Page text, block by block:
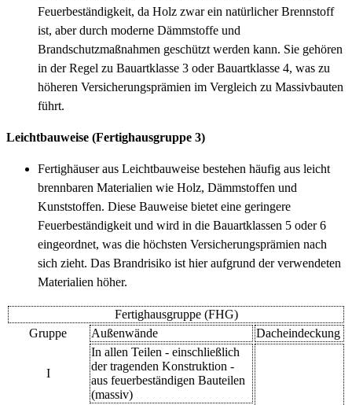
Feuerbeständigkeit, da Holz zwar ein natürlicher Brennstoff
ist, aber durch moderne Dämmstoffe und
Brandschutzmaßnahmen geschützt werden kann. Sie gehören
in der Regel zu Bauartklasse 3 oder Bauartklasse 4, was zu
höheren Versicherungsprämien im Vergleich zu Massivbauten
führt.
Leichtbauweise (Fertighausgruppe 3)
Fertighäuser aus Leichtbauweise bestehen häufig aus leicht
brennbaren Materialien wie Holz, Dämmstoffen und
Kunststoffen. Diese Bauweise bietet eine geringere
Feuerbeständigkeit und wird in die Bauartklassen 5 oder 6
eingeordnet, was die höchsten Versicherungsprämien nach
sich zieht. Das Brandrisiko ist hier aufgrund der verwendeten
Materialien höher.
Fertighausgruppe (FHG)
Gruppe
Außenwände Dacheindeckung
I
In allen Teilen - einschließlich
der tragenden Konstruktion -
aus feuerbeständigen Bauteilen
(massiv)